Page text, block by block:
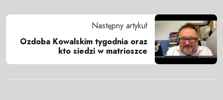
Następny artykuł
Ozdoba Kowalskim tygodnia oraz
kto siedzi w matrioszce